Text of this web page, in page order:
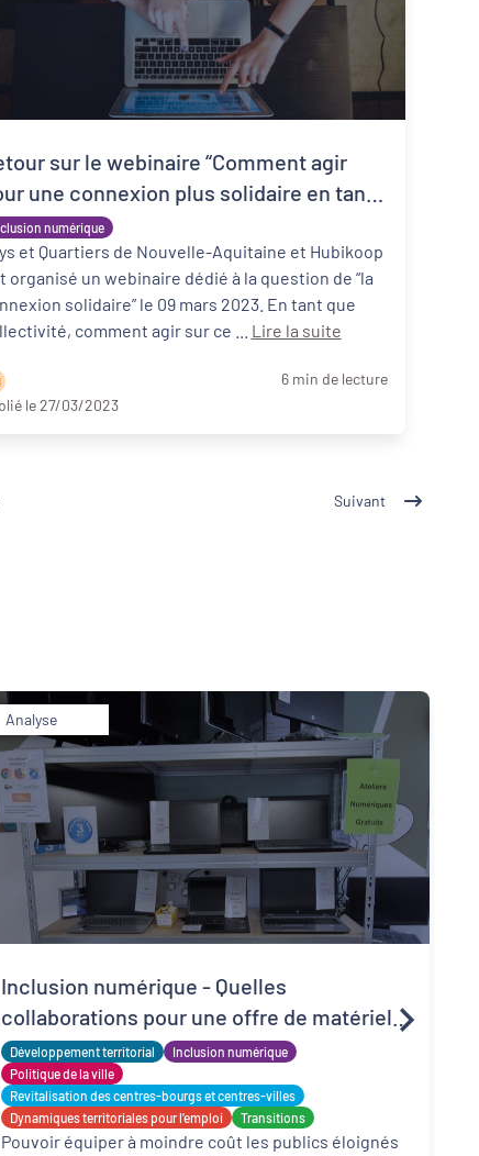
numérique
sur le webinaire “Comment agir
une connexion plus solidaire en tant
collectivité?”
et Quartiers de Nouvelle-Aquitaine et Hubikoop
organisé un webinaire dédié à la question de “la
solidaire” le 09 mars 2023. En tant que
Lire la suite
6 min de lecture
le 27/03/2023
Suivant
Analyse
Développement territorial
Inclusion numérique
Politique de la ville
Revitalisation des centres-bourgs et centres-villes
Dynamiques territoriales pour l’emploi
Transitions
Inclusion numérique - Quelles
collaborations pour une offre de matériels
reconditionnés locale, solidaire et adaptée
?
Pouvoir équiper à moindre coût les publics éloignés